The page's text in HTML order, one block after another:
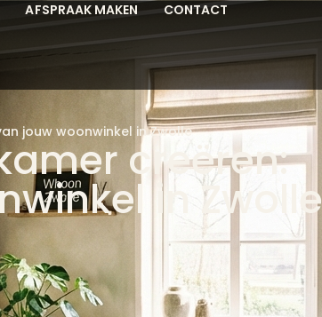
AFSPRAAK MAKEN CONTACT
jouw woonwinkel in Zwolle
creëren:
in Zwolle